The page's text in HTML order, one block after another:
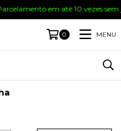
em até 10 vezes
0 MENU